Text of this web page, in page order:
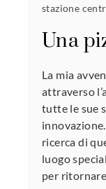
stazione
Una
La mia
attraverso
tutte le sue
ricerca di
luogo
per